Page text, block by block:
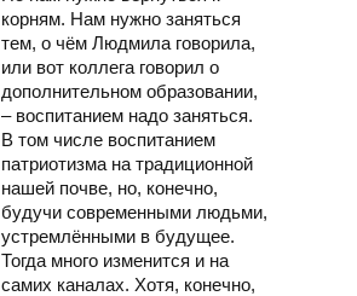
корням. Нам нужно заняться
тем, о чём Людмила говорила,
или вот коллега говорил о
дополнительном образовании,
– воспитанием надо заняться.
В том числе воспитанием
патриотизма на традиционной
нашей почве, но, конечно,
будучи современными людьми,
устремлёнными в будущее.
Тогда много изменится и на
самих каналах. Хотя, конечно,